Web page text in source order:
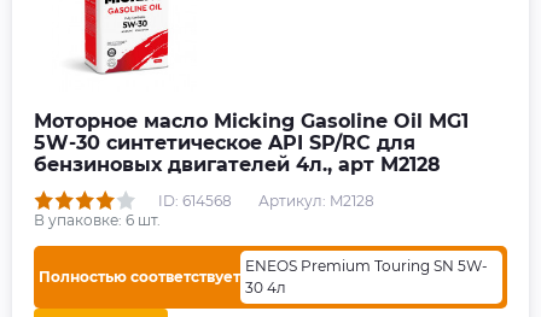
Моторное масло Micking Gasoline Oil MG1
5W-30 синтетическое API SP/RC для
бензиновых двигателей 4л., арт M2128
ID: 614568
Артикул: M2128
В упаковке: 6 шт.
Полностью соответствует
ENEOS Premium Touring SN 5W-
30 4л